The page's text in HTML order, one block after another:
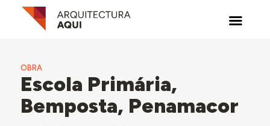
OBRA
Escola Primária,
Bemposta, Penamacor